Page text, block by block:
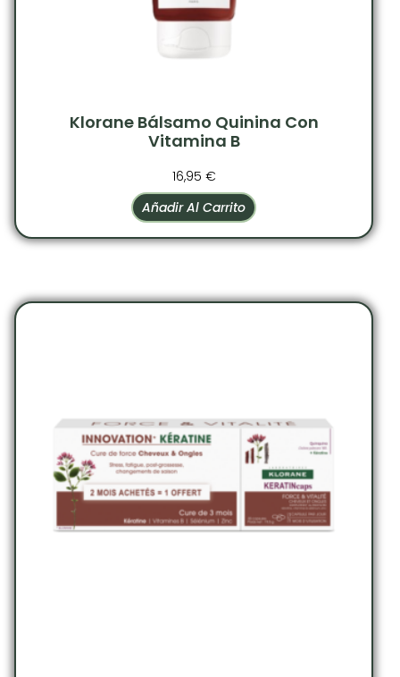
Klorane Bálsamo Quinina Con
Vitamina B
16,95 €
Añadir Al Carrito